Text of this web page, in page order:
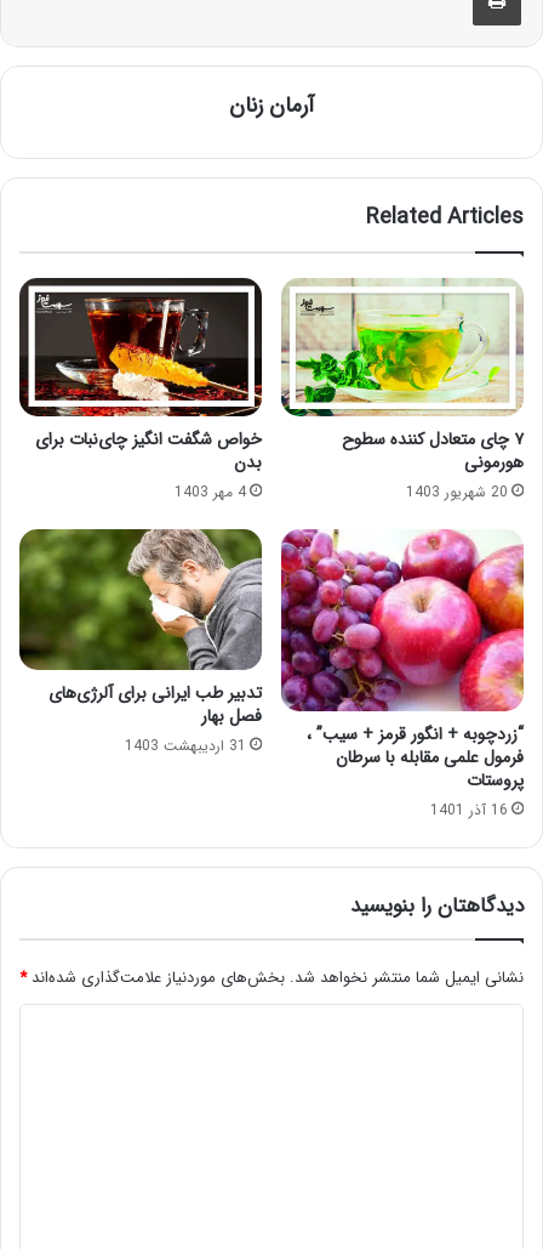
آرمان زنان
Related Articles
۷ چای متعادل کننده سطوح
هورمونی
20 شهریور 1403
خواص شگفت انگیز چای‌نبات برای
بدن
4 مهر 1403
“زردچوبه + انگور قرمز + سیب” ،
فرمول علمی مقابله با سرطان
پروستات
16 آذر 1401
تدبیر طب ایرانی برای آلرژی‌های
فصل بهار
31 اردیبهشت 1403
دیدگاهتان را بنویسید
نشانی ایمیل شما منتشر نخواهد شد. بخش‌های موردنیاز علامت‌گذاری شده‌اند*